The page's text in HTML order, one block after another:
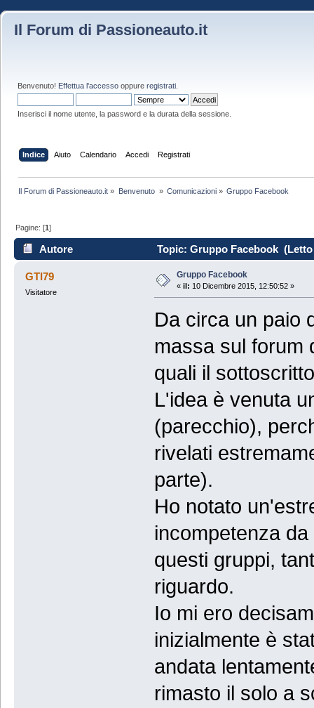
Il Forum di Passioneauto.it
Benvenuto! Effettua l'accesso oppure registrati
Inserisci il nome utente, la password e la durata della sessione.
Indice Aiuto Calendario Accedi Registrati
Il Forum di Passioneauto.it » Benvenuto » Comunicazioni» Gruppo Facebook
Pagine: [1]
Autore Topic: Gruppo Facebook (Letto
GTI79
Visitatore
Gruppo Facebook
« il: 10 Dicembre 2015, 12:50:52 »
Da circa un paio
massa sul forum
quali il
L'idea è venuta
(parecchio),
rivelati
parte).
Ho notato
incompetenza
questi gruppi,
riguardo.
Io mi ero
inizialmente è
andata
rimasto il solo a